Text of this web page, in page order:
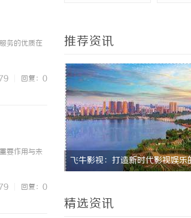
务的优质在
回复：0
要作用与未
回复：0
推荐资讯
牛影视：打造新时代影视娱乐的全新体验平 飞牛
精选资讯